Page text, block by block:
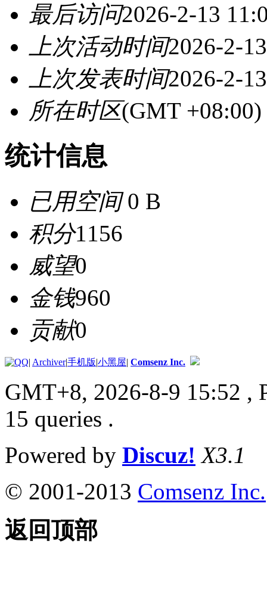
最后访问2026-2-13
上次活动时间2026-2-
上次发表时间2026-2-
所在时区(GMT
统计信息
已用空间0 B
积分1156
威望0
金钱960
贡献0
| Archiver|手机版|小黑屋| Comsenz Inc.
GMT+8, 2026-8-9 15:52 ,
15 queries .
Powered by Discuz! X3.1
© 2001-2013 Comsenz Inc.
返回顶部